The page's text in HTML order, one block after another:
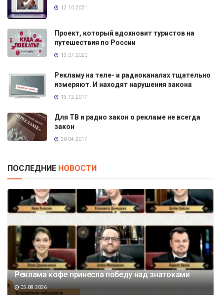
12.10.2021
Проект, который вдохновит туристов на
путешествия по России
13.07.2020
Рекламу на теле- и радиоканалах тщательно
измеряют. И находят нарушения закона
13.12.2017
Для ТВ и радио закон о рекламе не всегда
закон
20.04.2017
ПОСЛЕДНИЕ НОВОСТИ
Реклама кофе принесла победу над знатоками
05.08.2026